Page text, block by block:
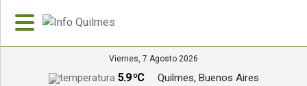
Viernes, 7 Agosto 2026
5.9 ºC Quilmes, Buenos Aires